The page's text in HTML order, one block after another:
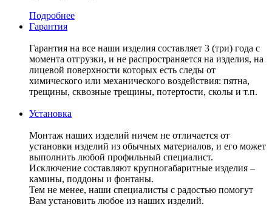
Подробнее
Гарантия
Гарантия на все наши изделия составляет 3 (три) года с
момента отгрузки, и не распространяется на изделия, на
лицевой поверхности которых есть следы от
химического или механического воздействия: пятна,
трещины, сквозные трещины, потертости, сколы и т.п.
Установка
Монтаж наших изделий ничем не отличается от
установки изделий из обычных материалов, и его может
выполнить любой профильный специалист.
Исключение составляют крупногабаритные изделия –
камины, поддоны и фонтаны.
Тем не менее, наши специалисты с радостью помогут
Вам установить любое из наших изделий.